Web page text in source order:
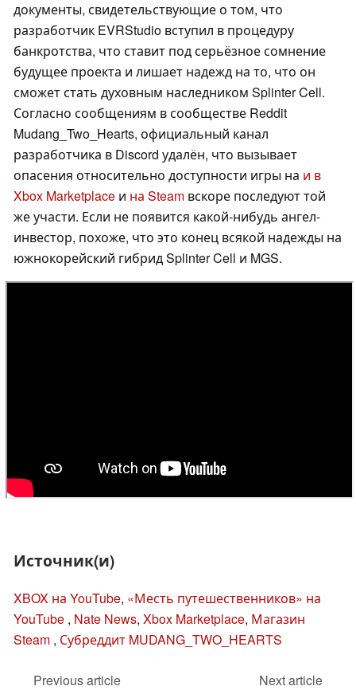
документы, свидетельствующие о том, что
разработчик EVRStudio вступил в процедуру
банкротства, что ставит под серьёзное сомнение
будущее проекта и лишает надежд на то, что он
сможет стать духовным наследником Splinter Cell.
Согласно сообщениям в сообществе Reddit
Mudang_Two_Hearts, официальный канал
разработчика в Discord удалён, что вызывает
опасения относительно доступности игры на и в
Xbox Marketplace и на Steam вскоре последуют той
же участи. Если не появится какой-нибудь ангел-
инвестор, похоже, что это конец всякой надежды на
южнокорейский гибрид Splinter Cell и MGS.
Источник(и)
XBOX на YouTube, «Месть путешественников» на
YouTube , Nate News, Xbox Marketplace, Магазин
Steam , Субреддит MUDANG_TWO_HEARTS
Previous article
Next article